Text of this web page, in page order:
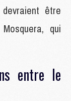
être
qui
entre le